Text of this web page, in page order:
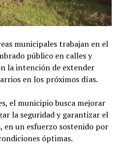
municipales trabajan en el
público en calles y
la intención de extender
en los próximos días.
el municipio busca mejorar
la seguridad y garantizar el
en un esfuerzo sostenido por
óptimas.